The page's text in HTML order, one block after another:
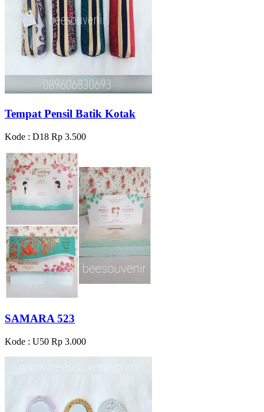
Tempat Pensil Batik Kotak
Kode : D18 Rp 3.500
SAMARA 523
Kode : U50 Rp 3.000